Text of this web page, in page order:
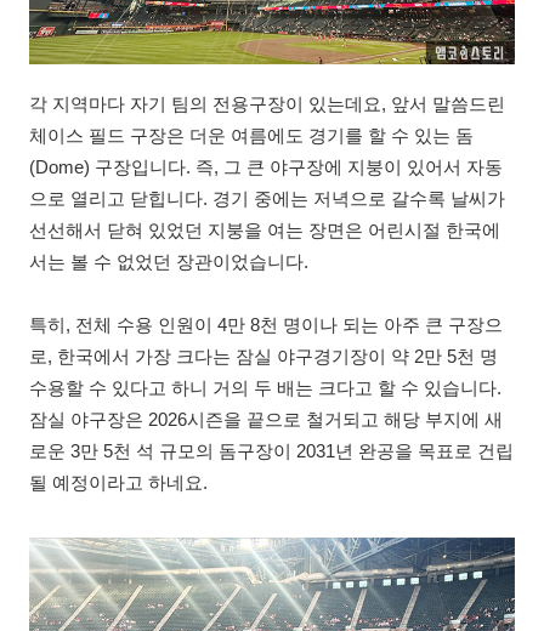
각 지역마다 자기 팀의 전용구장이 있는데요, 앞서 말씀드린
체이스 필드 구장은 더운 여름에도 경기를 할 수 있는 돔
(Dome) 구장입니다. 즉, 그 큰 야구장에 지붕이 있어서 자동
으로 열리고 닫힙니다. 경기 중에는 저녁으로 갈수록 날씨가
선선해서 닫혀 있었던 지붕을 여는 장면은 어린시절 한국에
서는 볼 수 없었던 장관이었습니다.
특히, 전체 수용 인원이 4만 8천 명이나 되는 아주 큰 구장으
로, 한국에서 가장 크다는 잠실 야구경기장이 약 2만 5천 명
수용할 수 있다고 하니 거의 두 배는 크다고 할 수 있습니다.
잠실 야구장은 2026시즌을 끝으로 철거되고 해당 부지에 새
로운 3만 5천 석 규모의 돔구장이 2031년 완공을 목표로 건립
될 예정이라고 하네요.